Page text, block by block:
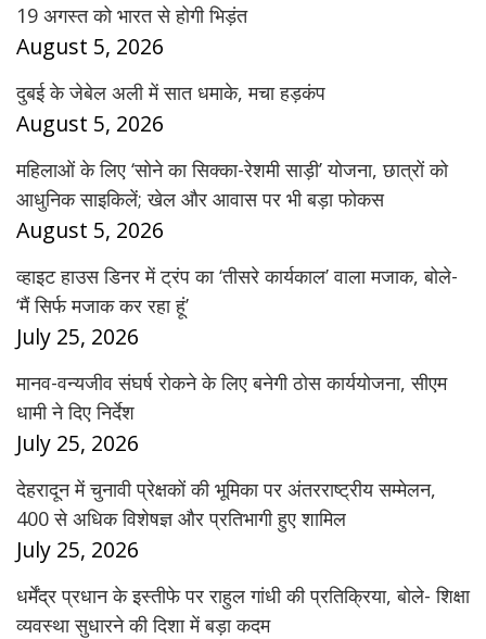
19 अगस्त को भारत से होगी भिड़ंत
August 5, 2026
दुबई के जेबेल अली में सात धमाके, मचा हड़कंप
August 5, 2026
महिलाओं के लिए ‘सोने का सिक्का-रेशमी साड़ी’ योजना, छात्रों को
आधुनिक साइकिलें; खेल और आवास पर भी बड़ा फोकस
August 5, 2026
व्हाइट हाउस डिनर में ट्रंप का ‘तीसरे कार्यकाल’ वाला मजाक, बोले-
‘मैं सिर्फ मजाक कर रहा हूं’
July 25, 2026
मानव-वन्यजीव संघर्ष रोकने के लिए बनेगी ठोस कार्ययोजना, सीएम
धामी ने दिए निर्देश
July 25, 2026
देहरादून में चुनावी प्रेक्षकों की भूमिका पर अंतरराष्ट्रीय सम्मेलन,
400 से अधिक विशेषज्ञ और प्रतिभागी हुए शामिल
July 25, 2026
धर्मेंद्र प्रधान के इस्तीफे पर राहुल गांधी की प्रतिक्रिया, बोले- शिक्षा
व्यवस्था सुधारने की दिशा में बड़ा कदम